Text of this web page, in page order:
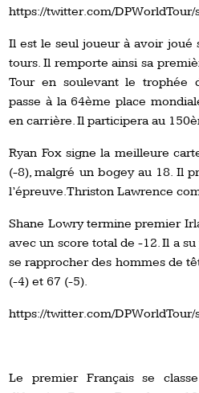
https://twitter.com/
Il est le seul joueur à avoir joué
tours. Il remporte ainsi sa
Tour en soulevant le trophée
passe à la 64ème place
en carrière. Il participera au
Ryan Fox signe la meilleure
(-8), malgré un bogey au 18. Il
l’épreuve. Thriston Lawrence
Shane Lowry termine premier
avec un score total de -12. Il a
se rapprocher des hommes de
(-4) et 67 (-5).
https://twitter.com/
Le premier Français se